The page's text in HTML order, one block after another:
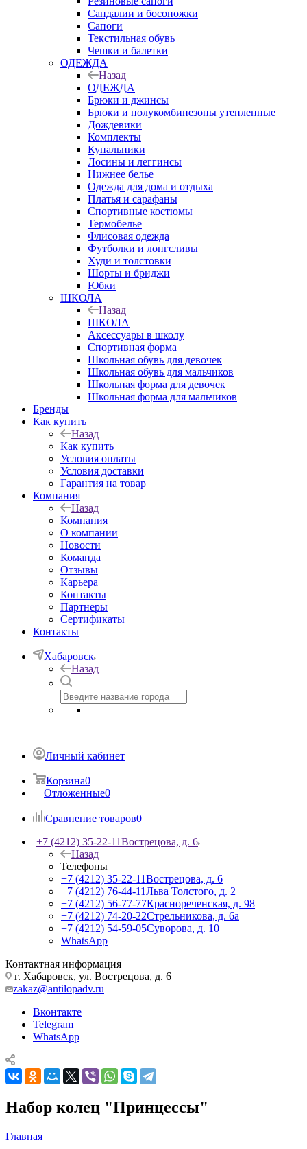
Сандалии и босоножки
Сапоги
Текстильная обувь
Чешки и балетки
ОДЕЖДА
Назад
ОДЕЖДА
Брюки и джинсы
Брюки и полукомбинезоны утепленные
Дождевики
Комплекты
Купальники
Лосины и леггинсы
Нижнее белье
Одежда для дома и отдыха
Платья и сарафаны
Спортивные костюмы
Термобелье
Флисовая одежда
Футболки и лонгсливы
Худи и толстовки
Шорты и бриджи
Юбки
ШКОЛА
Назад
ШКОЛА
Аксессуары в школу
Спортивная форма
Школьная обувь для девочек
Школьная обувь для мальчиков
Школьная форма для девочек
Школьная форма для мальчиков
Бренды
Как купить
Назад
Как купить
Условия оплаты
Условия доставки
Гарантия на товар
Компания
Назад
Компания
О компании
Новости
Команда
Отзывы
Карьера
Контакты
Партнеры
Сертификаты
Контакты
Хабаровск
Назад
Личный кабинет
Корзина0
Отложенные0
Сравнение товаров0
+7 (4212) 35-22-11Вострецова, д. 6
Назад
Телефоны
+7 (4212) 35-22-11Вострецова, д. 6
+7 (4212) 76-44-11Льва Толстого, д. 2
+7 (4212) 56-77-77Краснореченская, д. 98
+7 (4212) 74-20-22Стрельникова, д. 6а
+7 (4212) 54-59-05Суворова, д. 10
WhatsApp
Контактная информация
г. Хабаровск, ул. Вострецова, д. 6
zakaz@antilopadv.ru
Вконтакте
Telegram
WhatsApp
Набор колец "Принцессы"
Главная